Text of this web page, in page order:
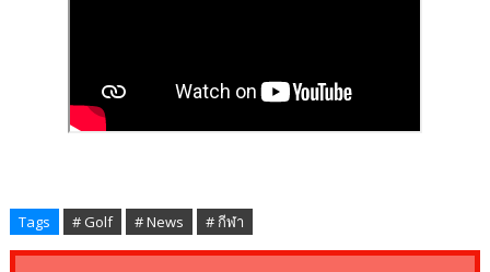
Tags # Golf # News # กีฬา